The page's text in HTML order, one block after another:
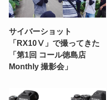
サイバーショット
「RX10Ⅴ」で撮ってきた
「第1回 コール徳島店
Monthly 撮影会」